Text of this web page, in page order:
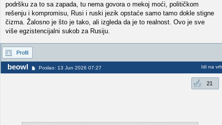
podršku za to sa zapada, tu nema govora o mekoj moći, političkom
rešenju i kompromisu, Rusi i ruski jezik opstaće samo tamo dokle stigne
čizma. Žalosno je što je tako, ali izgleda da je to realnost. Ovo je sve
više egzistencijalni sukob za Rusiju.
Profil
beowl Poslao: 13 Jun 2026 07:27 Idi na vrh
21